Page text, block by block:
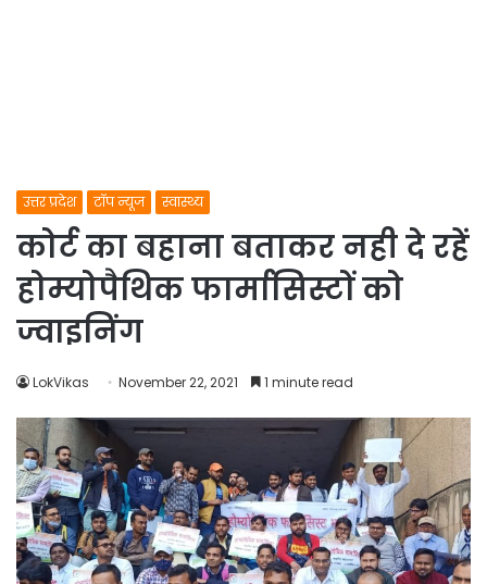
उत्तर प्रदेश टॉप न्यूज स्वास्थ्य
कोर्ट का बहाना बताकर नही दे रहें
होम्योपैथिक फार्मासिस्टों को
ज्वाइनिंग
LokVikas November 22, 2021 1 minute read